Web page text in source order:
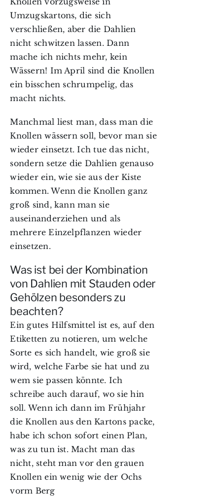
Umzugskartons, die sich
verschließen, aber die Dahlien
nicht schwitzen lassen. Dann
mache ich nichts mehr, kein
Wässern! Im April sind die Knollen
ein bisschen schrumpelig, das
macht nichts.
Manchmal liest man, dass man die
Knollen wässern soll, bevor man sie
wieder einsetzt. Ich tue das nicht,
sondern setze die Dahlien genauso
wieder ein, wie sie aus der Kiste
kommen. Wenn die Knollen ganz
groß sind, kann man sie
auseinanderziehen und als
mehrere Einzelpflanzen wieder
einsetzen.
Was ist bei der Kombination
von Dahlien mit Stauden oder
Gehölzen besonders zu
beachten?
Ein gutes Hilfsmittel ist es, auf den
Etiketten zu notieren, um welche
Sorte es sich handelt, wie groß sie
wird, welche Farbe sie hat und zu
wem sie passen könnte. Ich
schreibe auch darauf, wo sie hin
soll. Wenn ich dann im Frühjahr
die Knollen aus den Kartons packe,
habe ich schon sofort einen Plan,
was zu tun ist. Macht man das
nicht, steht man vor den grauen
Knollen ein wenig wie der Ochs
vorm Berg